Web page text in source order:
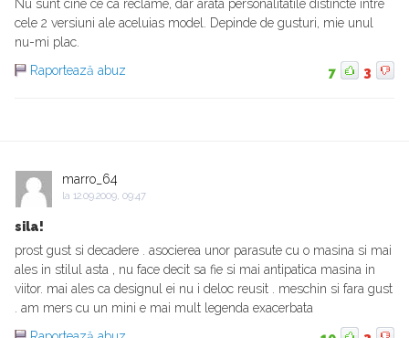
Nu sunt cine ce ca reclame, dar arata personalitatile distincte intre
cele 2 versiuni ale aceluias model. Depinde de gusturi, mie unul
nu-mi plac.
Raportează abuz
7 3
marro_64
la 12.09.2009, 09:47
sila!
prost gust si decadere . asocierea unor parasute cu o masina si mai
ales in stilul asta , nu face decit sa fie si mai antipatica masina in
viitor. mai ales ca designul ei nu i deloc reusit . meschin si fara gust
. am mers cu un mini e mai mult legenda exacerbata